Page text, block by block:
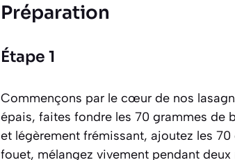
Préparation
Étape 1
Commençons par le cœur de nos
épais, faites fondre les 70 grammes de
et légèrement frémissant, ajoutez les 70
fouet, mélangez vivement pendant